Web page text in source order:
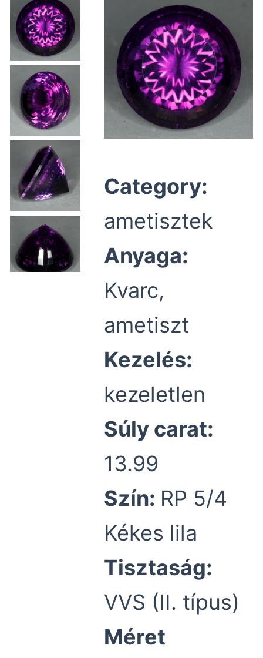
Category:
ametisztek
Anyaga:
Kvarc,
ametiszt
Kezelés:
kezeletlen
Súly carat:
13.99
Szín: RP 5/4
Kékes lila
Tisztaság:
VVS (II. típus)
Méret